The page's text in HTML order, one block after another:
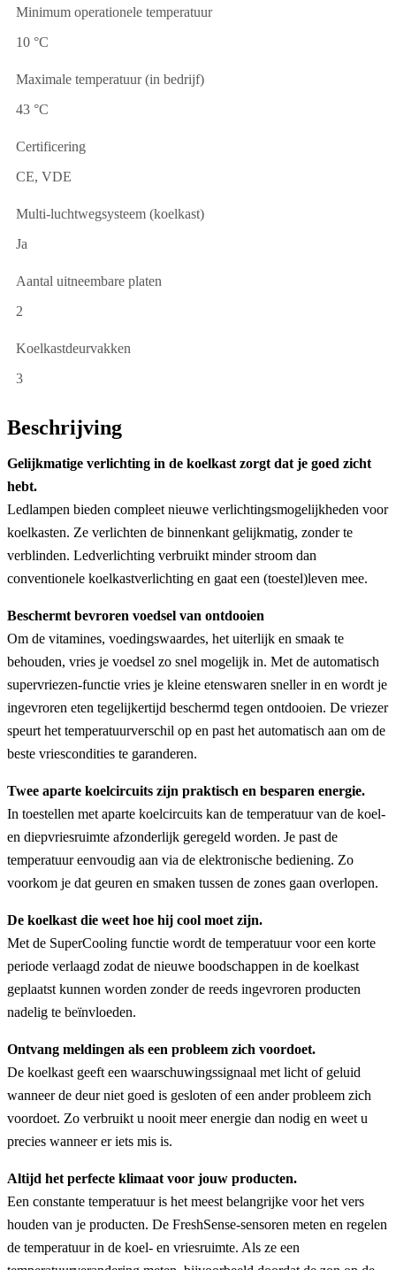
Minimum operationele temperatuur
10 °C
Maximale temperatuur (in bedrijf)
43 °C
Certificering
CE, VDE
Multi-luchtwegsysteem (koelkast)
Ja
Aantal uitneembare platen
2
Koelkastdeurvakken
3
Beschrijving
Gelijkmatige verlichting in de koelkast zorgt dat je goed zicht
hebt.
Ledlampen bieden compleet nieuwe verlichtingsmogelijkheden voor
koelkasten. Ze verlichten de binnenkant gelijkmatig, zonder te
verblinden. Ledverlichting verbruikt minder stroom dan
conventionele koelkastverlichting en gaat een (toestel)leven mee.
Beschermt bevroren voedsel van ontdooien
Om de vitamines, voedingswaardes, het uiterlijk en smaak te
behouden, vries je voedsel zo snel mogelijk in. Met de automatisch
supervriezen-functie vries je kleine etenswaren sneller in en wordt je
ingevroren eten tegelijkertijd beschermd tegen ontdooien. De vriezer
speurt het temperatuurverschil op en past het automatisch aan om de
beste vriescondities te garanderen.
Twee aparte koelcircuits zijn praktisch en besparen energie.
In toestellen met aparte koelcircuits kan de temperatuur van de koel-
en diepvriesruimte afzonderlijk geregeld worden. Je past de
temperatuur eenvoudig aan via de elektronische bediening. Zo
voorkom je dat geuren en smaken tussen de zones gaan overlopen.
De koelkast die weet hoe hij cool moet zijn.
Met de SuperCooling functie wordt de temperatuur voor een korte
periode verlaagd zodat de nieuwe boodschappen in de koelkast
geplaatst kunnen worden zonder de reeds ingevroren producten
nadelig te beïnvloeden.
Ontvang meldingen als een probleem zich voordoet.
De koelkast geeft een waarschuwingssignaal met licht of geluid
wanneer de deur niet goed is gesloten of een ander probleem zich
voordoet. Zo verbruikt u nooit meer energie dan nodig en weet u
precies wanneer er iets mis is.
Altijd het perfecte klimaat voor jouw producten.
Een constante temperatuur is het meest belangrijke voor het vers
houden van je producten. De FreshSense-sensoren meten en regelen
de temperatuur in de koel- en vriesruimte. Als ze een